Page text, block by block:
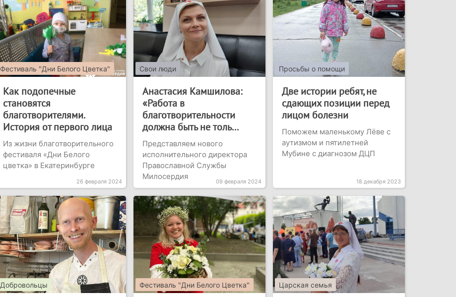
Фестиваль "Дни Белого Цветка"
Как подопечные
становятся
благотворителями.
История от первого лица
Из жизни благотворительного
фестиваля «Дни Белого
цветка» в Екатеринбурге
26 февраля 2024
Свои люди
Анастасия Камшилова:
«Работа в
благотворительности
должна быть не толь...
Представляем нового
исполнительного директора
Православной Службы
Милосердия
09 февраля 2024
Просьбы о помощи
Две истории ребят, не
сдающих позиции перед
лицом болезни
Поможем маленькому Лёве с
аутизмом и пятилетней
Мубине с диагнозом ДЦП
18 декабря 2023
Добровольцы Фестиваль "Дни Белого Цветка" Царская семья